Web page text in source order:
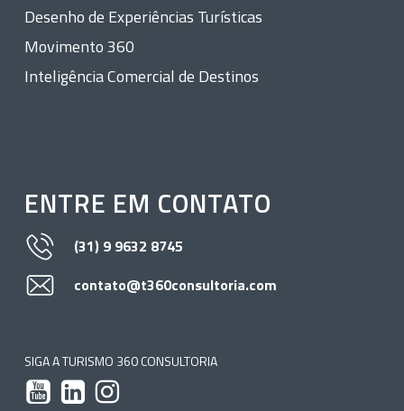
Desenho de Experiências Turísticas
Movimento 360
Inteligência Comercial de Destinos
ENTRE EM CONTATO
(31) 9 9632 8745
contato@t360consultoria.com
SIGA A TURISMO 360 CONSULTORIA